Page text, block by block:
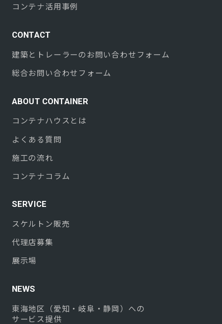
コンテナ活用事例
CONTACT
建築とトレーラーのお問い合わせフォーム
総合お問い合わせフォーム
ABOUT CONTAINER
コンテナハウスとは
よくある質問
施工の流れ
コンテナコラム
SERVICE
スケルトン販売
代理店募集
展示場
NEWS
東海地区（愛知・岐阜・静岡）への
サービス提供